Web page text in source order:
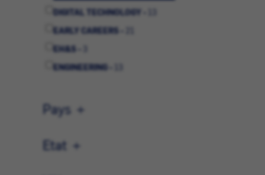
DIGITAL TECHNOLOGY -
EARLY CAREERS -
EH&S -
ENGINEERING -
OPERATIONS -
Pays
Etat